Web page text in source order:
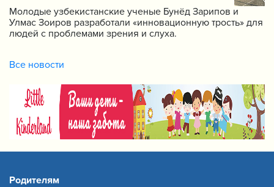
Молодые узбекистанские ученые Бунёд Зарипов и
Улмас Зоиров разработали «инновационную трость» для
людей с проблемами зрения и слуха.
Все новости
Родителям